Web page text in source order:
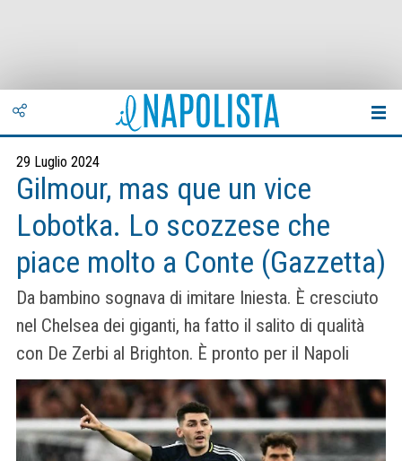
29 Luglio 2024
Gilmour, mas que un vice
Lobotka. Lo scozzese che
piace molto a Conte (Gazzetta)
Da bambino sognava di imitare Iniesta. È cresciuto
nel Chelsea dei giganti, ha fatto il salito di qualità
con De Zerbi al Brighton. È pronto per il Napoli